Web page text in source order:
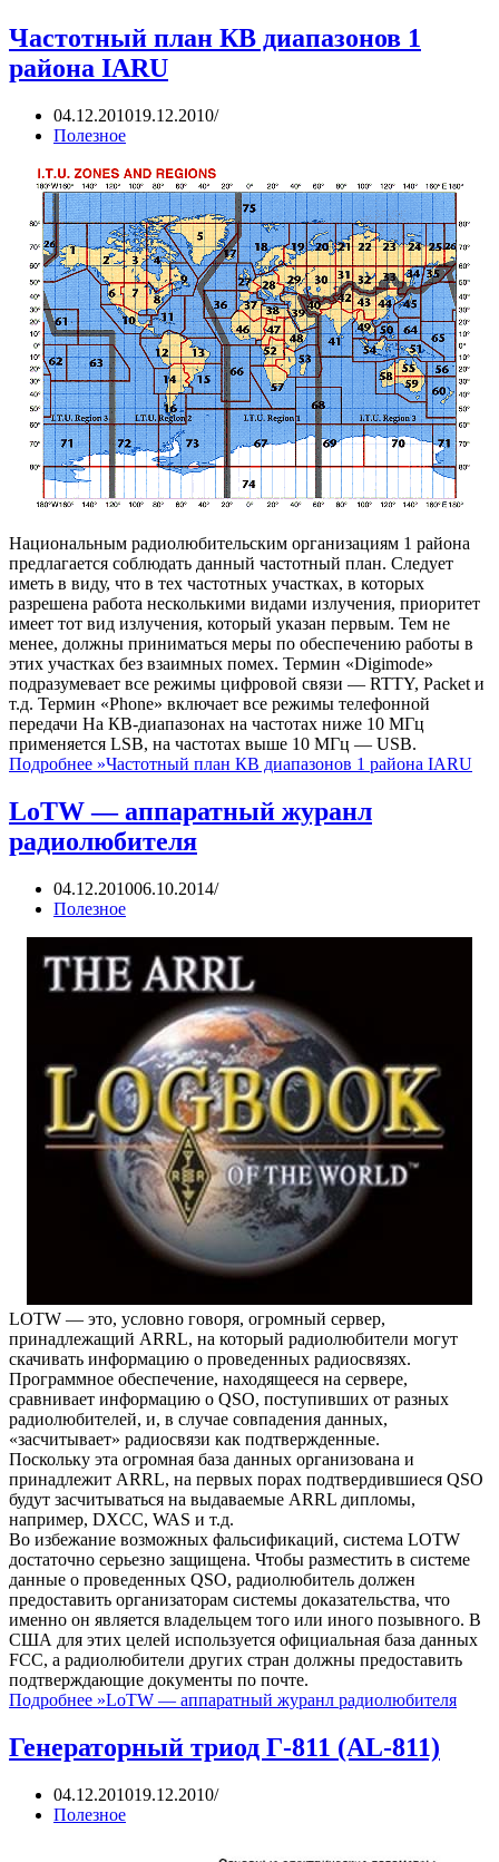
Частотный план КВ диапазонов 1
района IARU
04.12.201019.12.2010
Полезное
Национальным радиолюбительским организациям 1 района
предлагается соблюдать данный частотный план. Следует
иметь в виду, что в тех частотных участках, в которых
разрешена работа несколькими видами излучения, приоритет
имеет тот вид излучения, который указан первым. Тем не
менее, должны приниматься меры по обеспечению работы в
этих участках без взаимных помех. Термин «Digimode»
подразумевает все режимы цифровой связи — RTTY, Packet и
т.д. Термин «Phone» включает все режимы телефонной
передачи На КВ-диапазонах на частотах ниже 10 МГц
применяется LSB, на частотах выше 10 МГц — USB.
Подробнее »Частотный план КВ диапазонов 1 района IARU
LoTW — аппаратный журанл
радиолюбителя
04.12.201006.10.2014
Полезное
LOTW — это, условно говоря, огромный сервер,
принадлежащий ARRL, на который радиолюбители могут
скачивать информацию о проведенных радиосвязях.
Программное обеспечение, находящееся на сервере,
сравнивает информацию о QSO, поступивших от разных
радиолюбителей, и, в случае совпадения данных,
«засчитывает» радиосвязи как подтвержденные.
Поскольку эта огромная база данных организована и
принадлежит ARRL, на первых порах подтвердившиеся QSO
будут засчитываться на выдаваемые ARRL дипломы,
например, DXCC, WAS и т.д.
Во избежание возможных фальсификаций, система LOTW
достаточно серьезно защищена. Чтобы разместить в системе
данные о проведенных QSO, радиолюбитель должен
предоставить организаторам системы доказательства, что
именно он является владельцем того или иного позывного. В
США для этих целей используется официальная база данных
FCC, а радиолюбители других стран должны предоставить
подтверждающие документы по почте.
Подробнее »LoTW — аппаратный журанл радиолюбителя
Генераторный триод Г-811 (AL-811)
04.12.201019.12.2010
Полезное